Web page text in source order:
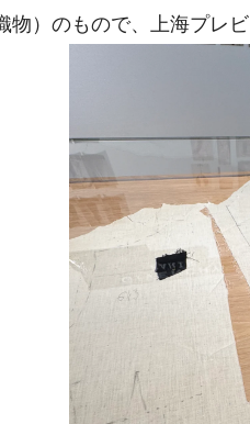
物）のもので、上海プレ